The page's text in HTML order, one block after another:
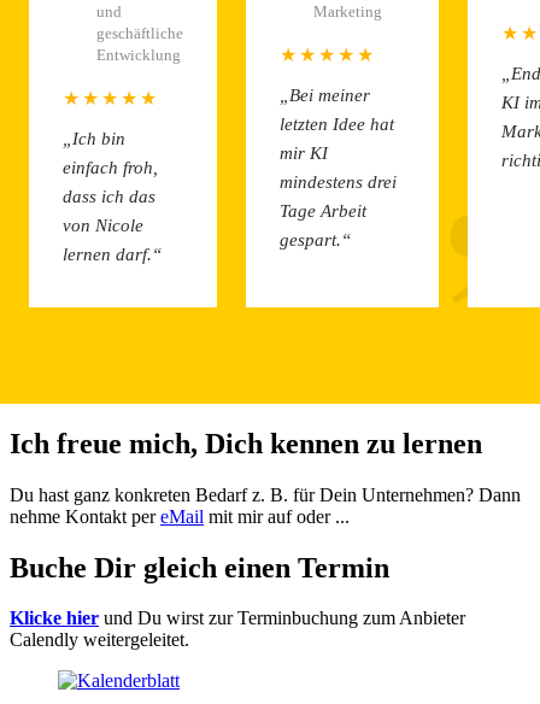
“
und
geschäftliche
Entwicklung
★★★★★
„Ich bin
einfach froh,
dass ich das
von Nicole
lernen darf.“
Marketing
★★★★★
„Bei meiner
letzten Idee hat
mir KI
mindestens drei
Tage Arbeit
gespart.“
KI
Ich freue mich, Dich kennen zu lernen
Du hast ganz konkreten Bedarf z. B. für Dein Unternehmen? Dann
nehme Kontakt pereMail mit mir auf oder ...
Buche Dir gleich einen Termin
Klicke hier und Du wirst zur Terminbuchung zum Anbieter
Calendly weitergeleitet.